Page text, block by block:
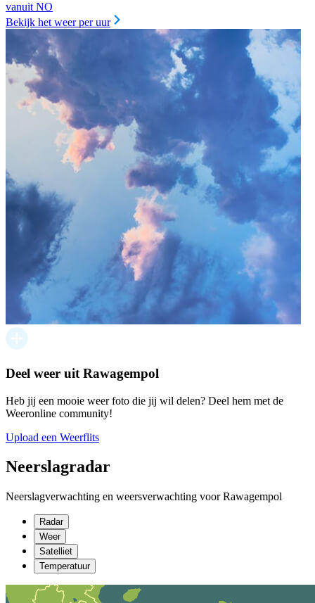
vanuit NO
Bekijk het weer per uur
Deel weer uit Rawagempol
Heb jij een mooie weer foto die jij wil delen? Deel hem met de
Weeronline community!
Upload een Weerflits
Neerslagradar
Neerslagverwachting en weersverwachting voor Rawagempol
Radar
Weer
Satelliet
Temperatuur